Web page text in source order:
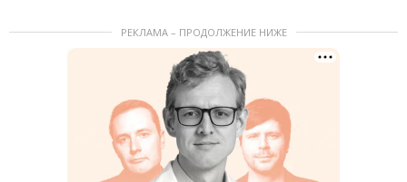
РЕКЛАМА – ПРОДОЛЖЕНИЕ НИЖЕ